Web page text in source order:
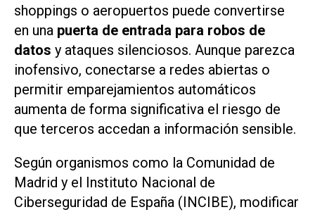
shoppings o aeropuertos puede convertirse
en una puerta de entrada para robos de
datos y ataques silenciosos. Aunque parezca
inofensivo, conectarse a redes abiertas o
permitir emparejamientos automáticos
aumenta de forma significativa el riesgo de
que terceros accedan a información sensible.
Según organismos como la Comunidad de
Madrid y el Instituto Nacional de
Ciberseguridad de España (INCIBE), modificar